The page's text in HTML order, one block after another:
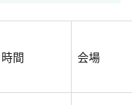
時間 会場